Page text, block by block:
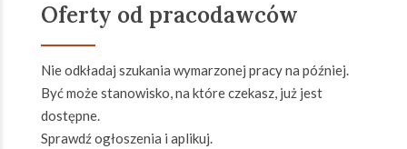
Oferty od pracodawców
Nie odkładaj szukania wymarzonej pracy na później.
Być może stanowisko, na które czekasz, już jest
dostępne.
Sprawdź ogłoszenia i aplikuj.